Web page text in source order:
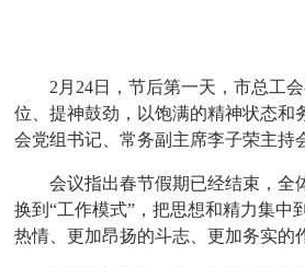
2月24日，节后第一天，市总工会
位、提神鼓劲，以饱满的精神状态和
会党组书记、常务副主席李子荣主持
会议指出春节假期已经结束，全体
换到“工作模式”，把思想和精力集中
热情、更加昂扬的斗志、更加务实的